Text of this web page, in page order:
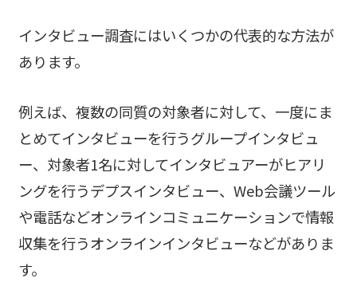
インタビュー調査にはいくつかの代表的な方法が
あります。
例えば、複数の同質の対象者に対して、一度にま
とめてインタビューを行うグループインタビュ
ー、対象者1名に対してインタビュアーがヒアリ
ングを行うデプスインタビュー、Web会議ツール
や電話などオンラインコミュニケーションで情報
収集を行うオンラインインタビューなどがありま
す。